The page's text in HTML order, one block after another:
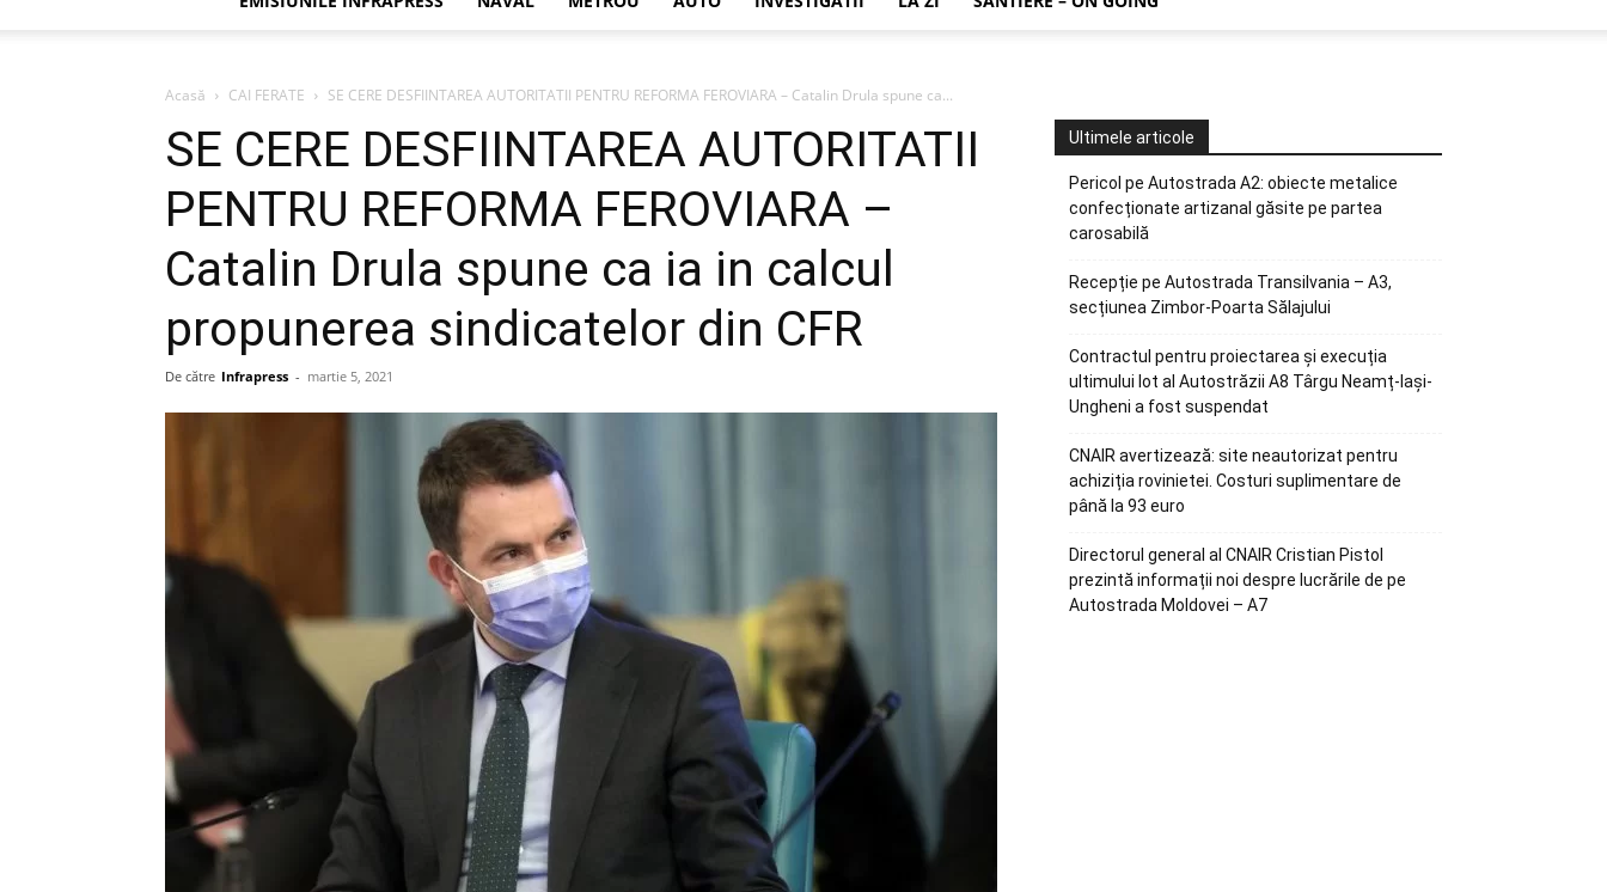
Acasă CAI FERATE SE CERE DESFIINTAREA AUTORITATII PENTRU REFORMA FEROVIARA – Catalin Drula spune ca...
SE CERE DESFIINTAREA AUTORITATII
PENTRU REFORMA FEROVIARA –
Catalin Drula spune ca ia in calcul
propunerea sindicatelor din CFR
De către Infrapress - martie 5, 2021
Ultimele articole
Pericol pe Autostrada A2: obiecte metalice
confecționate artizanal găsite pe partea
carosabilă
Recepție pe Autostrada Transilvania – A3,
secțiunea Zimbor-Poarta Sălajului
Contractul pentru proiectarea și execuția
ultimului lot al Autostrăzii A8 Târgu Neamț-Iași-
Ungheni a fost suspendat
CNAIR avertizează: site neautorizat pentru
achiziția rovinietei. Costuri suplimentare de
până la 93 euro
Directorul general al CNAIR Cristian Pistol
prezintă informații noi despre lucrările de pe
Autostrada Moldovei – A7